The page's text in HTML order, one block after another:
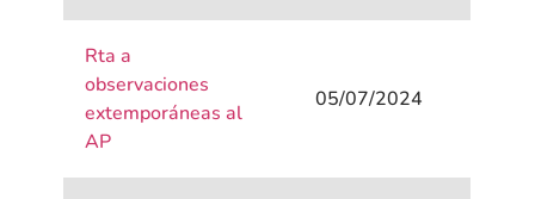
Rta a
observaciones
extemporáneas al
AP
05/07/2024